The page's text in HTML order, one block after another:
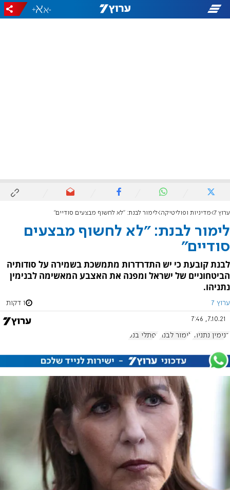
-
+
ערוץ 7 מדיניות ופוליטיקה לימור לבנת: "לא לחשוף מבצעים סודיים"
לימור לבנת: "לא לחשוף מבצעים
סודיים"
לבנת קובעת כי יש התדרדרות מתמשכת בשמירה על סודותיה
הביטחוניים של ישראל ומפנה את האצבע המאשימה לבנימין
נתניהו.
ערוץ 7 1 דקות
7.10.21, 7:46
בנימין נתניהו לימור לבנת נפתלי בנט